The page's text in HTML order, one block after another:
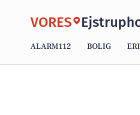
VORES
ALARM112 BOLIG